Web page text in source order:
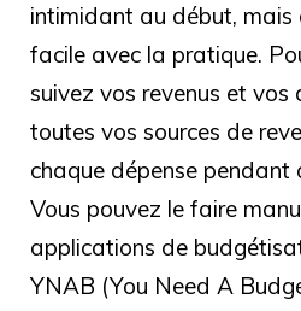
intimidant au début, mais
facile avec la pratique.
suivez vos revenus et vos
toutes vos sources de
chaque dépense pendant
Vous pouvez le faire
applications de
YNAB (You Need A